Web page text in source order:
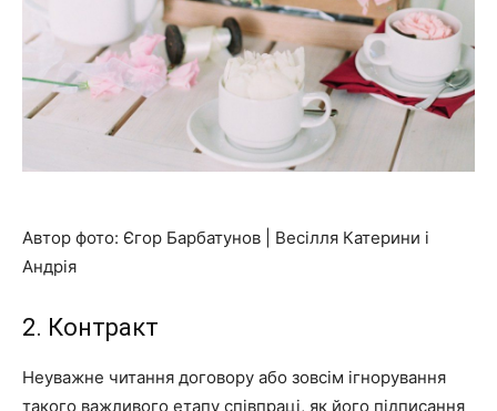
Автор фото: Єгор Барбатунов | Весілля Катерини і
Андрія
2. Контракт
Неуважне читання договору або зовсім ігнорування
такого важливого етапу співпраці, як його підписання